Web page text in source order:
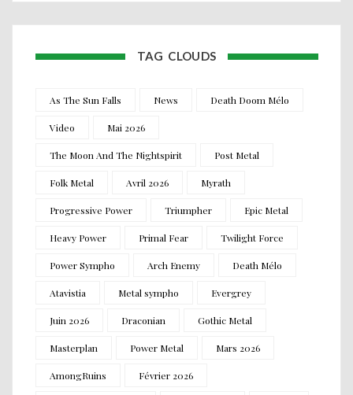
TAG CLOUDS
As The Sun Falls News Death Doom Mélo
Video Mai 2026
The Moon And The Nightspirit Post Metal
Folk Metal Avril 2026 Myrath
Progressive Power Triumpher Epic Metal
Heavy Power Primal Fear Twilight Force
Power Sympho Arch Enemy Death Mélo
Atavistia Metal sympho Evergrey
Juin 2026 Draconian Gothic Metal
Masterplan Power Metal Mars 2026
AmongRuins Février 2026